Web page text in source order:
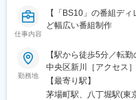
仕事内容
【「BS10」の番組デ
ど幅広い番組制作
勤務地
【駅から徒歩5分／転
中央区新川［アクセス
駅」より徒歩5分◎日比
転勤の有無は選択可能
【最寄り駅】
茅場町駅、八丁堀駅(東